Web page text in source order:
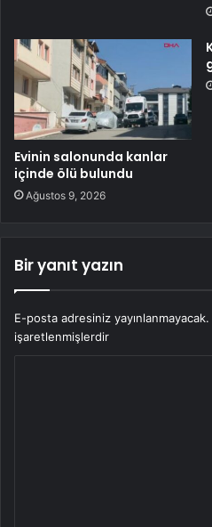
Evinin salonunda kanlar
içinde ölü bulundu
Ağustos 9, 2026
Bir yanıt yazın
E-posta adresiniz yayınlanmayacak.
işaretlenmişlerdir